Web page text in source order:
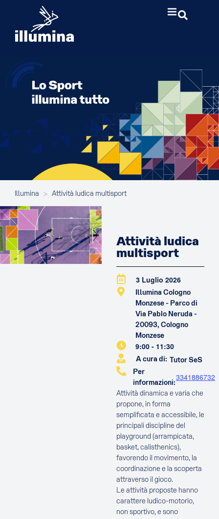
Illumina > Attività ludica multisport
Attività ludica
multisport
3 Luglio 2026
Illumina Cologno
Monzese - Parco di
Via Pablo Neruda -
20093, Cologno
Monzese
9:00 - 11:30
A cura di: Tutor SeS
Per
informazioni:
3341886732
Attività dinamica e varia che
propone, in forma
semplificata e accessibile, le
principali discipline del
playground (arrampicata,
basket, calisthenics),
favorendo il movimento, la
coordinazione e la scoperta
attraverso il gioco.
Le attività proposte hanno
carattere ludico-motorio,
non sportivo, e sono